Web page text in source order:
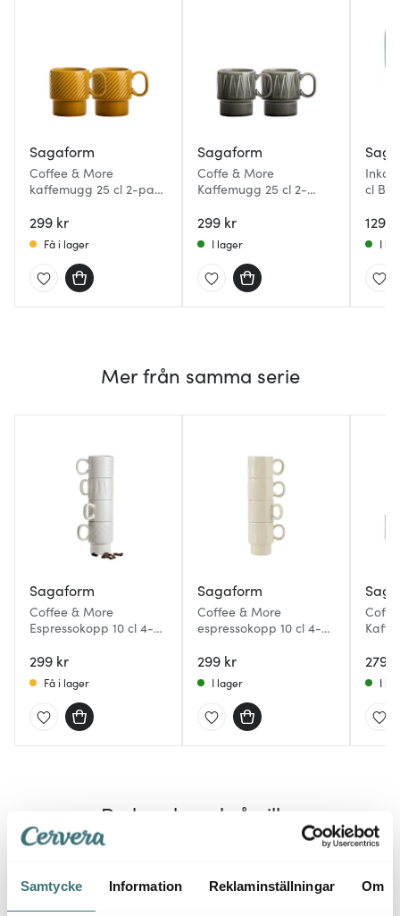
Samtycke Information Reklaminställningar Om
Sagaform
Coffee & More
kaffemugg 25 cl 2-pack
299 kr
Få i lager
Sagaform
Coffe & More
Kaffemugg 25 cl 2-
299 kr
I lager
Inka
cl Blå
129
I
Mer från samma serie
Sagaform
Coffee & More
Espressokopp 10 cl 4-
299 kr
Få i lager
Sagaform
Coffee & More
espressokopp 10 cl 4-
299 kr
I lager
Coffe
279
I
Du kanske också gillar